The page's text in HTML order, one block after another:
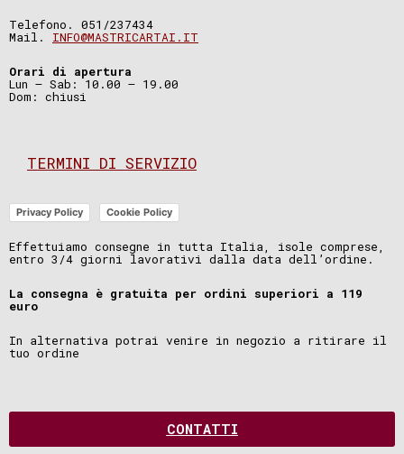
Telefono. 051/237434
Mail. INFO@MASTRICARTAI.IT
Orari di apertura
Lun – Sab: 10.00 – 19.00
Dom: chiusi
TERMINI DI SERVIZIO
Privacy Policy Cookie Policy
Effettuiamo consegne in tutta Italia, isole comprese,
entro 3/4 giorni lavorativi dalla data dell’ordine.
La consegna è gratuita per ordini superiori a 119
euro
In alternativa potrai venire in negozio a ritirare il
tuo ordine
CONTATTI